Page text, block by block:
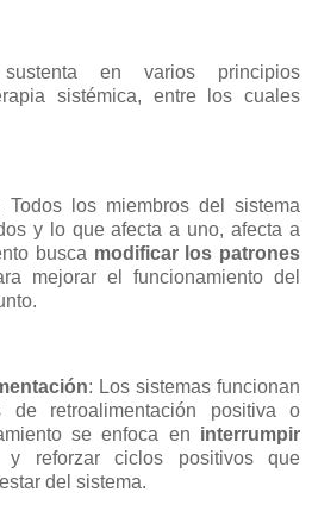
en varios principios
sistémica, entre los cuales
Todos los miembros del sistema
y lo que afecta a uno, afecta a
busca modificar los patrones
mejorar el funcionamiento del
: Los sistemas funcionan
retroalimentación positiva o
se enfoca en interrumpir
reforzar ciclos positivos que
del sistema.